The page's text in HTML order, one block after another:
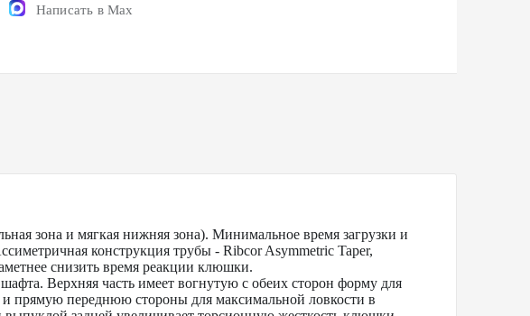
Написать в Max
зона и мягкая нижняя зона). Минимальное время загрузки и
конструкция трубы - Ribcor Asymmetric Taper,
снизить время реакции клюшки.
Верхняя часть имеет вогнутую с обеих сторон форму для
прямую переднюю стороны для максимальной ловкости в